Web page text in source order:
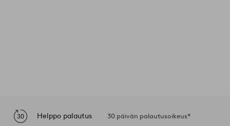
Helppo palautus 30 päivän palautusoikeus*